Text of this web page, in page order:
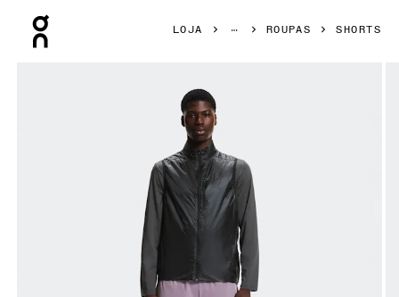
LOJA ROUPAS SHORTS